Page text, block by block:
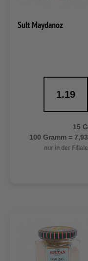
Sult Maydanoz
1.19
15 G
100 Gramm = 7,93
nur in der Filiale